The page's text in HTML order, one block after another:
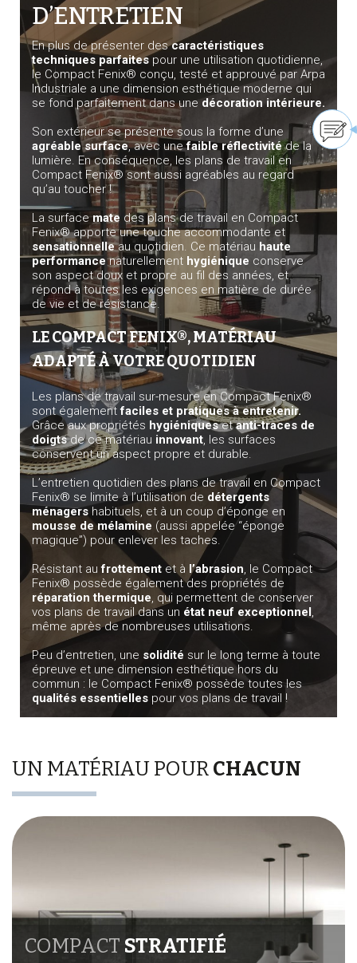
D’ENTRETIEN
En plus de présenter descaractéristiques
techniques parfaitespour une utilisation quotidienne,
le Compact Fenix® conçu, testé et approuvé par Arpa
Industriale a une dimension esthétique moderne qui
se fond parfaitement dans une décoration intérieure.
Son extérieur se présente sous la forme d’une
agréable surface, avec unefaible réflectivitéde la
lumière. En conséquence, les plans de travail en
Compact Fenix® sont aussi agréables au regard
qu’au toucher !
La surfacemate des plans de travail en Compact
Fenix® apporte une touche accommodante et
sensationnelleau quotidien. Ce matériau haute
performancenaturellement hygiénique conserve
son aspect doux et propre au fil des années, et
répond à toutes les exigences en matière de durée
de vie et de résistance.
LE COMPACT FENIX®, MATÉRIAU
ADAPTÉ À VOTRE QUOTIDIEN
Les plans de travail sur-mesure en Compact Fenix®
sont égalementfaciles et pratiques à entretenir.
Grâce aux propriétés hygiéniquesetanti-traces de
doigtsde ce matériau innovant, les surfaces
conservent un aspect propre et durable.
L’entretien quotidien des plans de travail en Compact
Fenix® se limite à l’utilisation de détergents
ménagers habituels, et à un coup d’éponge en
mousse de mélamine (aussi appelée “éponge
magique”) pour enlever les taches.
Résistant aufrottement et à l’abrasion, le Compact
Fenix® possède également des propriétés de
réparation thermique, qui permettent de conserver
vos plans de travail dans un état neuf exceptionnel,
même après de nombreuses utilisations.
Peu d’entretien, une solidité sur le long terme à toute
épreuve et une dimension esthétique hors du
commun : le Compact Fenix® possède toutes les
qualités essentielles pour vos plans de travail !
UN MATÉRIAU POUR CHACUN
COMPACT STRATIFIÉ